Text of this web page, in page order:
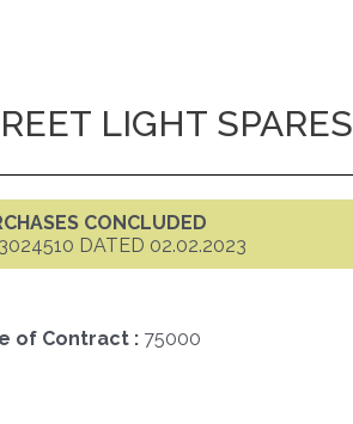
LIGHT SPARES
CONCLUDED
DATED 02.02.2023
of Contract : 75000